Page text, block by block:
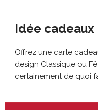
Idée cadeaux
Offrez une carte
design Classique ou
certainement de quoi